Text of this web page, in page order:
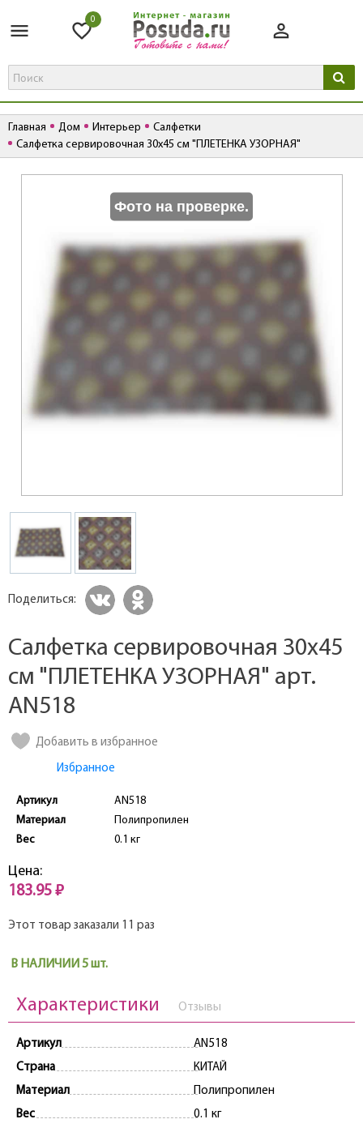
0
Главная Дом Интерьер
Салфетки
Салфетка сервировочная 30х45 см "ПЛЕТЕНКА УЗОРНАЯ"
Фото на проверке.
Поделиться:
Салфетка сервировочная 30х45
см "ПЛЕТЕНКА УЗОРНАЯ" арт.
AN518
Добавить в избранное
Избранное
Артикул
AN518
Материал
Полипропилен
Вес
0.1 кг
Цена:
183.95 ₽
Этот товар заказали 11 раз
В НАЛИЧИИ 5 шт.
Характеристики Отзывы
Артикул
AN518
Страна
КИТАЙ
Материал
Полипропилен
Вес
0.1 кг